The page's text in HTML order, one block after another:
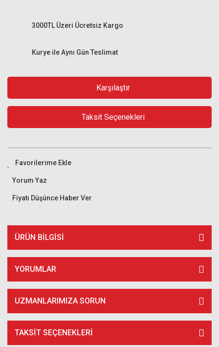
Kurye ile Aynı Gün Teslimat
3000TL Üzeri Ücretsiz Kargo
Karşılaştır
Taksit Seçenekleri
Yorum Yaz
Fiyatı Düşünce Haber Ver
ÜRÜN BILGISI
YORUMLAR
UZMANLARIMIZA SORUN
TAKSIT SEÇENEKLERI